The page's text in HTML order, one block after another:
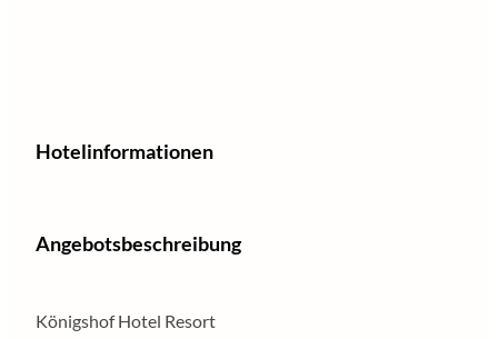
Hotelinformationen
Angebotsbeschreibung
Königshof Hotel Resort